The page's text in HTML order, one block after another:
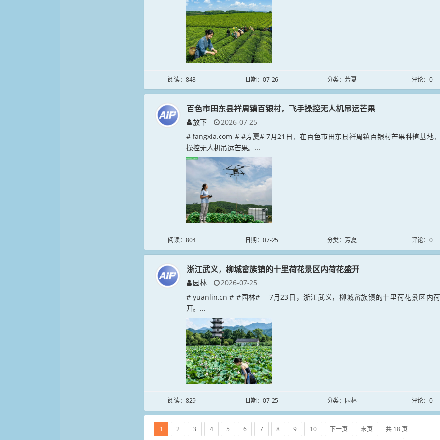
阅读：843 日期：07-26 分类：芳夏 评论：0
百色市田东县祥周镇百银村，飞手操控无人机吊运芒果
放下
2026-07-25
# fangxia.com # #芳夏# 7月21日，在百色市田东县祥周镇百银村芒果种植基地
操控无人机吊运芒果。...
阅读：804 日期：07-25 分类：芳夏 评论：0
浙江武义，柳城畲族镇的十里荷花景区内荷花盛开
园林
2026-07-25
# yuanlin.cn # #园林# 7月23日，浙江武义，柳城畲族镇的十里荷花景区内
开。...
阅读：829 日期：07-25 分类：园林 评论：0
1 2 3 4 5 6 7 8 9 10 下一页 末页 共 18 页